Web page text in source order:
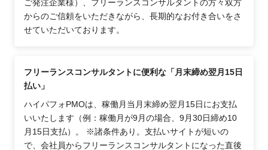
ご発注企業様）、フリーランスコンサルタントの方々双方
からのご信頼をいただきながら、長期的なお付き合いをさ
せていただいております。
フリーランスコンサルタントに便利な「月末締め翌月15日
払い」
ハイパフォPMOは、稼働月当月末締め翌月15日にお支払
いいたします（例：稼働月が9月の場合、9月30日締め10
月15日支払）。 ※諸条件あり。支払いサイトが短いの
で、会社員からフリーランスコンサルタントになった直後